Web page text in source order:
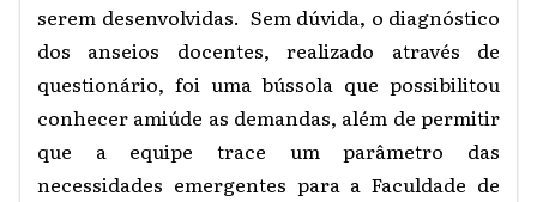
serem desenvolvidas. Sem dúvida, o diagnóstico
dos anseios docentes, realizado através de
questionário, foi uma bússola que possibilitou
conhecer amiúde as demandas, além de permitir
que a equipe trace um parâmetro das
necessidades emergentes para a Faculdade de